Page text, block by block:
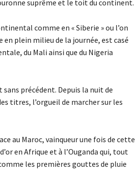
suprême et le toit du continent.
comme en « Siberie » ou l’on
plein milieu de la journée, est casé
du Mali ainsi que du Nigeria
précédent. Depuis la nuit de
titres, l’orgueil de marcher sur les
au Maroc, vainqueur une fois de cette
en Afrique et à l’Ouganda qui, tout
les premières gouttes de pluie